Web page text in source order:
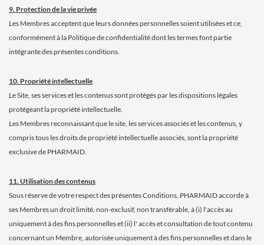
9. Protection de la vie privée
Les Membres acceptent que leurs données personnelles soient utilisées et ce,
conformément à la Politique de confidentialité dont les termes font partie
intégrante des présentes conditions.
10. Propriété intellectuelle
Le Site, ses services et les contenus sont protégés par les dispositions légales
protégeant la propriété intellectuelle.
Les Membres reconnaissant que le site, les services associés et les contenus, y
compris tous les droits de propriété intellectuelle associés, sont la propriété
exclusive de PHARMAID.
11. Utilisation des contenus
Sous réserve de votre respect des présentes Conditions, PHARMAID accorde à
ses Membres un droit limité, non-exclusif, non transférable, à (i) l'accès au
uniquement à des fins personnelles et (ii) l' accès et consultation de tout contenu
concernant un Membre, autorisée uniquement à des fins personnelles et dans le